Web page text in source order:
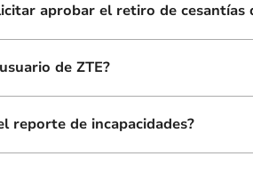
aprobar el retiro de cesantías
de ZTE?
reporte de incapacidades?